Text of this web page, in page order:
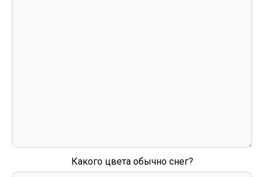
Какого цвета обычно снег?